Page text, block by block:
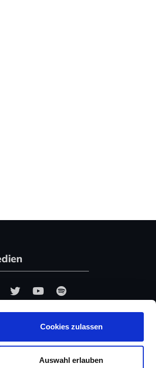
Cookies zulassen
Auswahl erlauben